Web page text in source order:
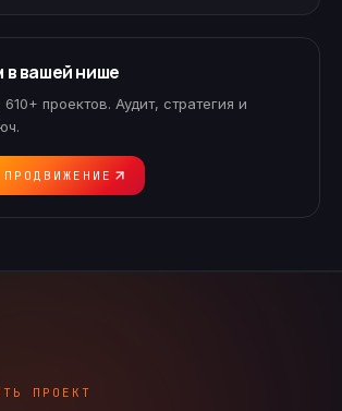
в вашей нише
проектов. Аудит, стратегия и
ПРОЕКТ